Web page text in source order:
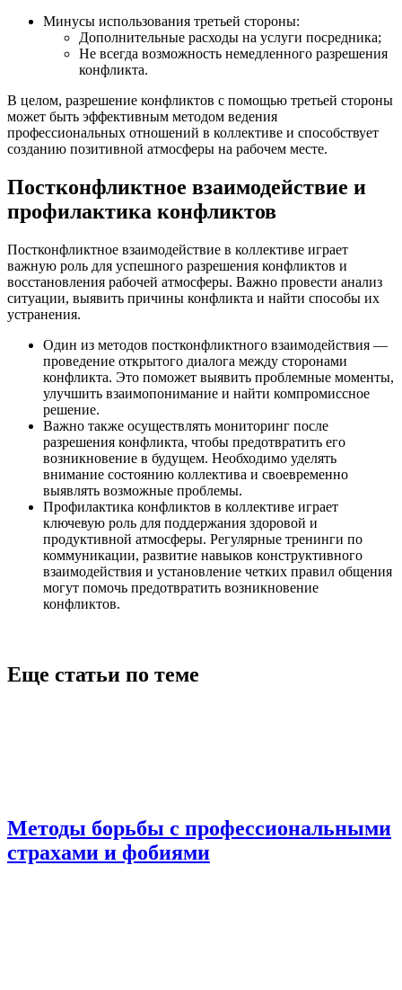
Минусы использования третьей стороны:
Дополнительные расходы на услуги посредника;
Не всегда возможность немедленного разрешения
конфликта.
В целом, разрешение конфликтов с помощью третьей стороны
может быть эффективным методом ведения
профессиональных отношений в коллективе и способствует
созданию позитивной атмосферы на рабочем месте.
Постконфликтное взаимодействие и
профилактика конфликтов
Постконфликтное взаимодействие в коллективе играет
важную роль для успешного разрешения конфликтов и
восстановления рабочей атмосферы. Важно провести анализ
ситуации, выявить причины конфликта и найти способы их
устранения.
Один из методов постконфликтного взаимодействия —
проведение открытого диалога между сторонами
конфликта. Это поможет выявить проблемные моменты,
улучшить взаимопонимание и найти компромиссное
решение.
Важно также осуществлять мониторинг после
разрешения конфликта, чтобы предотвратить его
возникновение в будущем. Необходимо уделять
внимание состоянию коллектива и своевременно
выявлять возможные проблемы.
Профилактика конфликтов в коллективе играет
ключевую роль для поддержания здоровой и
продуктивной атмосферы. Регулярные тренинги по
коммуникации, развитие навыков конструктивного
взаимодействия и установление четких правил общения
могут помочь предотвратить возникновение
конфликтов.
Еще статьи по теме
Методы борьбы с профессиональными
страхами и фобиями